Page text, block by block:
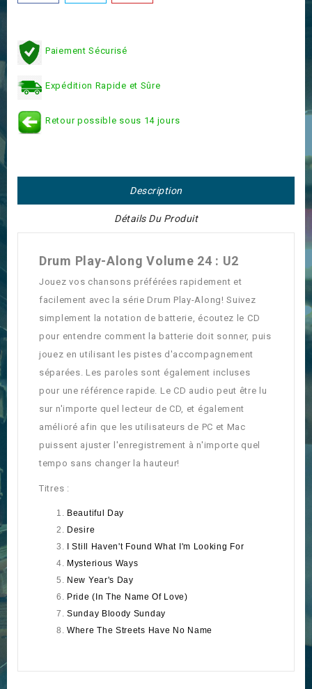
Paiement Sécurisé
Expédition Rapide et Sûre
Retour possible sous 14 jours
Description
Détails Du Produit
Drum Play-Along Volume 24 : U2
Jouez vos chansons préférées rapidement et
facilement avec la série Drum Play-Along! Suivez
simplement la notation de batterie, écoutez le CD
pour entendre comment la batterie doit sonner, puis
jouez en utilisant les pistes d'accompagnement
séparées. Les paroles sont également incluses
pour une référence rapide. Le CD audio peut être lu
sur n'importe quel lecteur de CD, et également
amélioré afin que les utilisateurs de PC et Mac
puissent ajuster l'enregistrement à n'importe quel
tempo sans changer la hauteur!
Titres :
Beautiful Day
Desire
I Still Haven't Found What I'm Looking For
Mysterious Ways
New Year's Day
Pride (In The Name Of Love)
Sunday Bloody Sunday
Where The Streets Have No Name